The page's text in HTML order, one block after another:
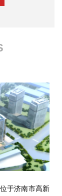
于济南市高新